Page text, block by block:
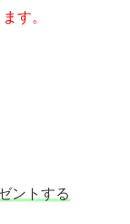
す。
ントする